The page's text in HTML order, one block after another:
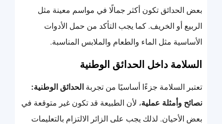
بعض الحدائق تكون أكثر جمالًا في مواسم معينة مثل
الربيع أو الخريف. كما يجب التأكد من حمل الأدوات
الأساسية مثل الماء والطعام والملابس المناسبة.
السلامة داخل الحدائق الوطنية
تعتبر السلامة جزءًا أساسيًا من تجربة الحدائق الوطنية:
نصائح وأمثلة عملية، لأن الطبيعة قد تكون غير متوقعة في
بعض الأحيان. لذلك يجب على الزائر الالتزام بالتعليمات